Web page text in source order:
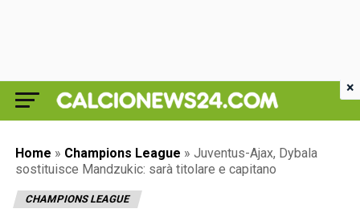
Home » Champions League » Juventus-Ajax, Dybala
sostituisce Mandzukic: sarà titolare e capitano
CHAMPIONS LEAGUE
×